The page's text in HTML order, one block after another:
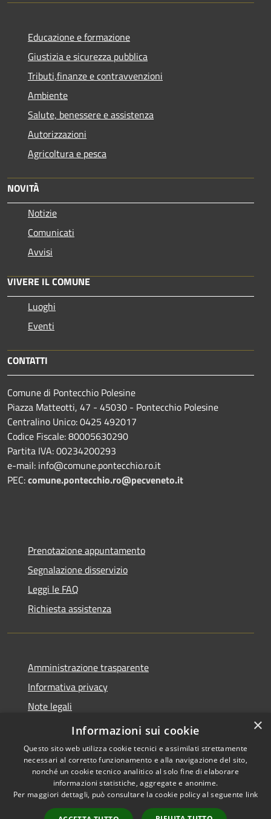
Educazione e formazione
Giustizia e sicurezza pubblica
Tributi,finanze e contravvenzioni
Ambiente
Salute, benessere e assistenza
Autorizzazioni
Agricoltura e pesca
NOVITÀ
Notizie
Comunicati
Avvisi
VIVERE IL COMUNE
Luoghi
Eventi
CONTATTI
Comune di Pontecchio Polesine
Piazza Matteotti, 47 - 45030 - Pontecchio Polesine
Centralino Unico: 0425 492017
Codice Fiscale: 80005630290
Partita IVA: 00234200293
e-mail: info@comune.pontecchio.ro.it
PEC:comune.pontecchio.ro@pecveneto.it
Prenotazione appuntamento
Segnalazione disservizio
Leggi le FAQ
Richiesta assistenza
Amministrazione trasparente
Informativa privacy
Note legali
Dichiarazione di accessibilità
Accessibilità
Copyright © 2026 • Comune di
Pontecchio Polesine • Powered
byMunicipium Accesso
×
Informazioni sui cookie
Questo sito web utilizza cookie tecnici e assimilati strettamente
necessari al corretto funzionamento e alla navigazione del sito,
nonché un cookie tecnico analitico al solo fine di elaborare
informazioni statistiche, aggregate e anonime.
Per maggiori dettagli, può consultare la cookie policy al seguente link